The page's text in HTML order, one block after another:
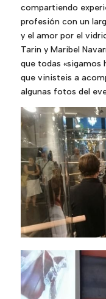
compartiendo
profesión con un
y el amor por el
Tariny Maribel
que todas «sigamos
que vinisteis a
algunas fotos del